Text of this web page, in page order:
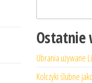
Ostatnie
Ubrania używane
Kolczyki ślubne